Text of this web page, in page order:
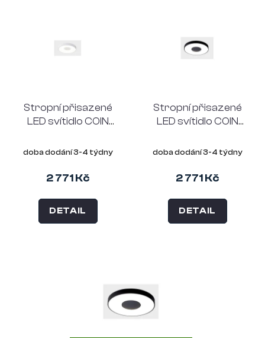
Stropní přisazené
LED svítidlo COIN
doba dodání 3-4 týdny
2 771 Kč
DETAIL
Stropní přisazené
LED svítidlo COIN
černé
doba dodání 3-4 týdny
2 771 Kč
DETAIL